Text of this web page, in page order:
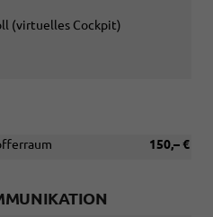
(virtuelles Cockpit)
150,– €